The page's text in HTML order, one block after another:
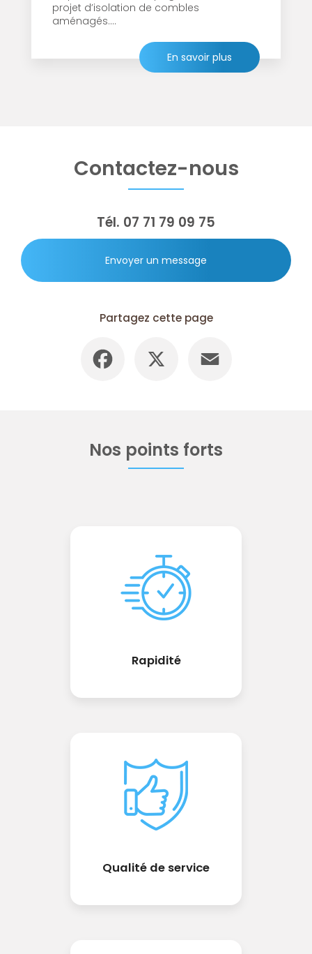
projet d’isolation de combles
aménagés....
En savoir plus
Contactez-nous
Tél. 07 71 79 09 75
Envoyer un message
Partagez cette page
Nos points forts
Rapidité
Qualité de service